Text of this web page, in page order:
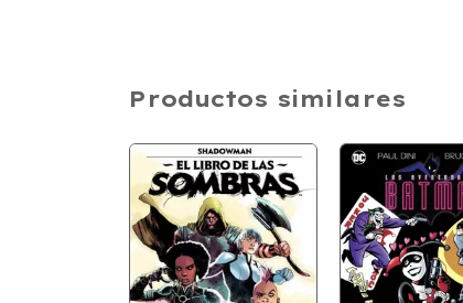
Productos similares